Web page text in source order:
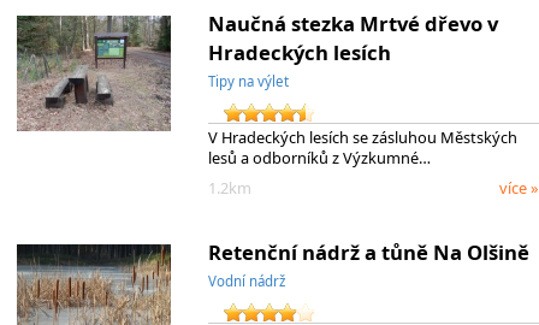
Naučná stezka Mrtvé dřevo v
Hradeckých lesích
Tipy na výlet
V Hradeckých lesích se zásluhou Městských
lesů a odborníků z Výzkumné…
1.2km
více »
Retenční nádrž a tůně Na Olšině
Vodní nádrž